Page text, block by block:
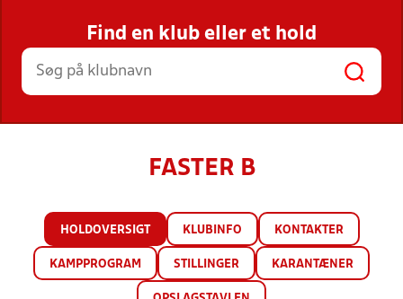
STILLINGER, RESULTATER, KLUBBER OG
HOLD
Find en klub eller et hold
FASTER B
HOLDOVERSIGT KLUBINFO KONTAKTER
KAMPPROGRAM STILLINGER KARANTÆNER